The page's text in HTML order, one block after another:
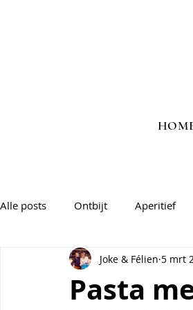
Alle posts Ontbijt Aperitief
Vis Veggie
Pasta
Joke & Félien 5 mrt